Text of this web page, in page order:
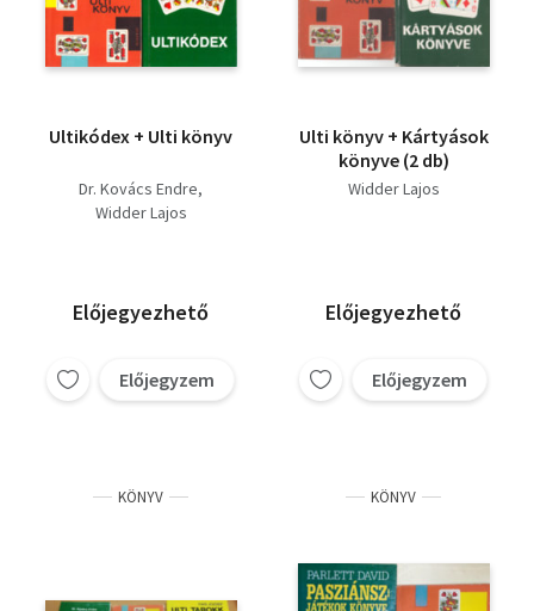
Történelem
Vallás
Ultikódex + Ulti könyv
Dr. Kovács Endre
Widder Lajos
Előjegyezhető
Előjegyzem
Ulti könyv + Kártyások
könyve (2 db)
Widder Lajos
Előjegyezhető
Előjegyzem
KÖNYV KÖNYV